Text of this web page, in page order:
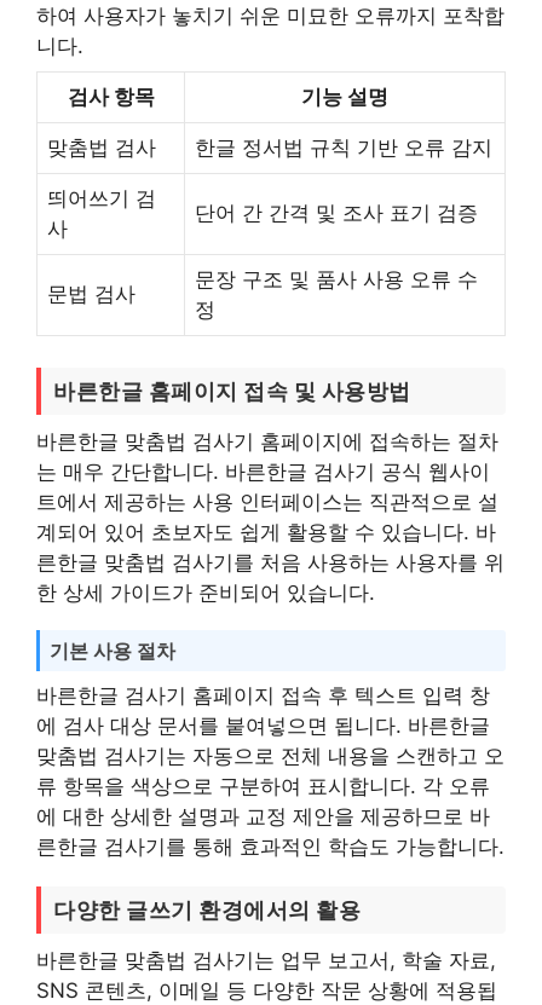
하여 사용자가 놓치기 쉬운 미묘한 오류까지 포착합
니다.
검사 항목 기능 설명
맞춤법 검사 한글 정서법 규칙 기반 오류 감지
띄어쓰기 검
사
단어 간 간격 및 조사 표기 검증
문법 검사
문장 구조 및 품사 사용 오류 수
정
바른한글 홈페이지 접속 및 사용방법
바른한글 맞춤법 검사기 홈페이지에 접속하는 절차
는 매우 간단합니다. 바른한글 검사기 공식 웹사이
트에서 제공하는 사용 인터페이스는 직관적으로 설
계되어 있어 초보자도 쉽게 활용할 수 있습니다. 바
른한글 맞춤법 검사기를 처음 사용하는 사용자를 위
한 상세 가이드가 준비되어 있습니다.
기본 사용 절차
바른한글 검사기 홈페이지 접속 후 텍스트 입력 창
에 검사 대상 문서를 붙여넣으면 됩니다. 바른한글
맞춤법 검사기는 자동으로 전체 내용을 스캔하고 오
류 항목을 색상으로 구분하여 표시합니다. 각 오류
에 대한 상세한 설명과 교정 제안을 제공하므로 바
른한글 검사기를 통해 효과적인 학습도 가능합니다.
다양한 글쓰기 환경에서의 활용
바른한글 맞춤법 검사기는 업무 보고서, 학술 자료,
SNS 콘텐츠, 이메일 등 다양한 작문 상황에 적용됩